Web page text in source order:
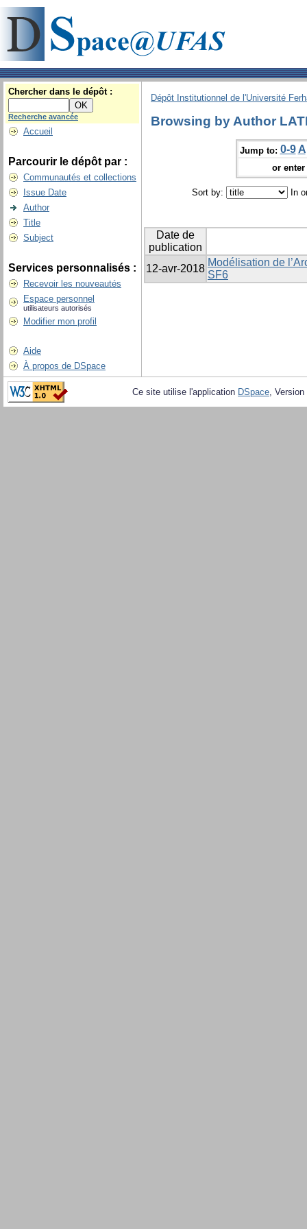
Chercher dans le dépôt :
Recherche avancée
Accueil
Parcourir le dépôt par :
Communautés et collections
Issue Date
Author
Title
Subject
Services personnalisés :
Recevoir les nouveautés
Espace personnel
utilisateurs autorisés
Modifier mon profil
Aide
À propos de DSpace
Dépôt Institutionnel de l'Université
Browsing by Author
Jump to: 0-9 A
or
Sort by: In
Date de
publication
12-avr-2018
Modélisation de
SF6
Ce site utilise l'application DSpace,